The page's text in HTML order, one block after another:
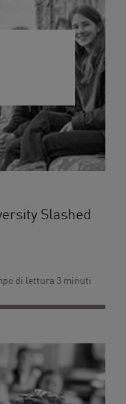
Slashed
di lettura 3 minuti